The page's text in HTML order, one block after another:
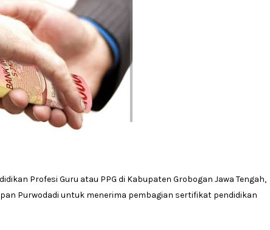
Profesi Guru atau PPG di Kabupaten Grobogan Jawa Tengah,
Purwodadi untuk menerima pembagian sertifikat pendidikan